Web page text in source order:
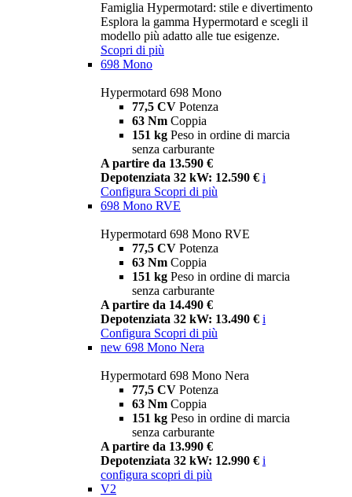
Famiglia Hypermotard: stile e divertimento
Esplora la gamma Hypermotard e scegli il
modello più adatto alle tue esigenze.
Scopri di più
698 Mono
Hypermotard 698 Mono
77,5 CV Potenza
63 Nm Coppia
151 kg Peso in ordine di marcia
senza carburante
A partire da 13.590 €
Depotenziata 32 kW: 12.590 € i
Configura Scopri di più
698 Mono RVE
Hypermotard 698 Mono RVE
77,5 CV Potenza
63 Nm Coppia
151 kg Peso in ordine di marcia
senza carburante
A partire da 14.490 €
Depotenziata 32 kW: 13.490 € i
Configura Scopri di più
new 698 Mono Nera
Hypermotard 698 Mono Nera
77,5 CV Potenza
63 Nm Coppia
151 kg Peso in ordine di marcia
senza carburante
A partire da 13.990 €
Depotenziata 32 kW: 12.990 € i
configura scopri di più
V2